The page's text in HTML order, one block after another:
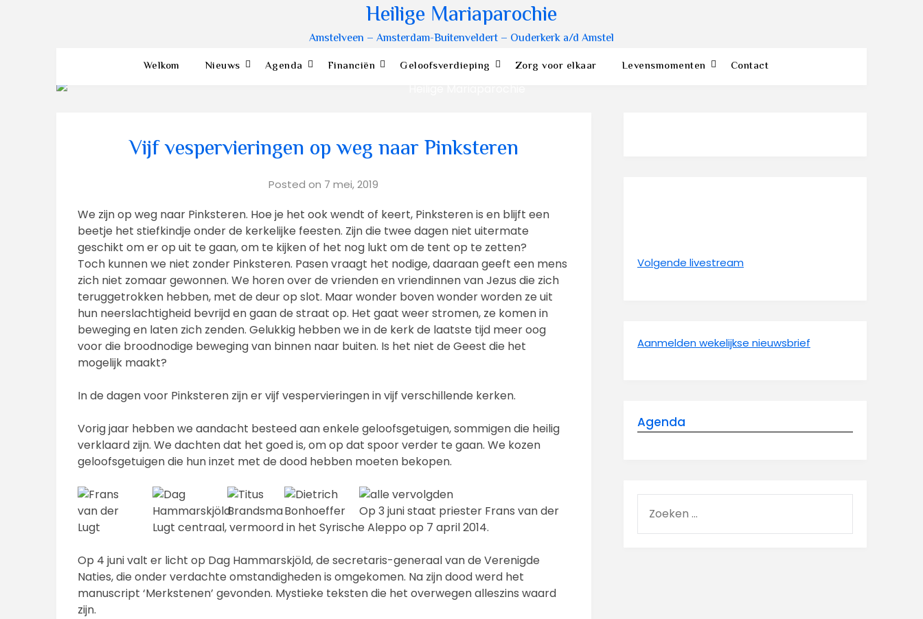
Heilige Mariaparochie
Amstelveen – Amsterdam-Buitenveldert – Ouderkerk a/d Amstel
Welkom Nieuws Agenda Financiën Geloofsverdieping Zorg voor elkaar Levensmomenten Contact
Vijf vespervieringen op weg naar Pinksteren
Posted on 7 mei, 2019
We zijn op weg naar Pinksteren. Hoe je het ook wendt of keert, Pinksteren is en blijft een
beetje het stiefkindje onder de kerkelijke feesten. Zijn die twee dagen niet uitermate
geschikt om er op uit te gaan, om te kijken of het nog lukt om de tent op te zetten?
Toch kunnen we niet zonder Pinksteren. Pasen vraagt het nodige, daaraan geeft een mens
zich niet zomaar gewonnen. We horen over de vrienden en vriendinnen van Jezus die zich
teruggetrokken hebben, met de deur op slot. Maar wonder boven wonder worden ze uit
hun neerslachtigheid bevrijd en gaan de straat op. Het gaat weer stromen, ze komen in
beweging en laten zich zenden. Gelukkig hebben we in de kerk de laatste tijd meer oog
voor die broodnodige beweging van binnen naar buiten. Is het niet de Geest die het
mogelijk maakt?
In de dagen voor Pinksteren zijn er vijf vespervieringen in vijf verschillende kerken.
Vorig jaar hebben we aandacht besteed aan enkele geloofsgetuigen, sommigen die heilig
verklaard zijn. We dachten dat het goed is, om op dat spoor verder te gaan. We kozen
geloofsgetuigen die hun inzet met de dood hebben moeten bekopen.
Op 3 juni staat priester Frans van der
Lugt centraal, vermoord in het Syrische Aleppo op 7 april 2014.
Op 4 juni valt er licht op Dag Hammarskjöld, de secretaris-generaal van de Verenigde
Naties, die onder verdachte omstandigheden is omgekomen. Na zijn dood werd het
manuscript ‘Merkstenen’ gevonden. Mystieke teksten die het overwegen alleszins waard
zijn.
Volgende livestream
Aanmelden wekelijkse nieuwsbrief
Agenda